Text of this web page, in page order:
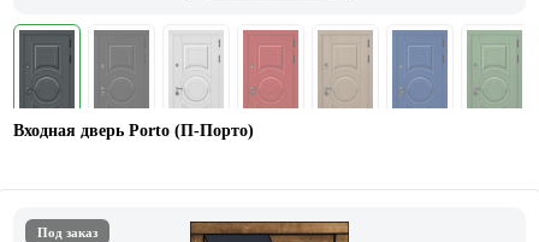
Входная дверь Porto (П-Порто)
Под заказ